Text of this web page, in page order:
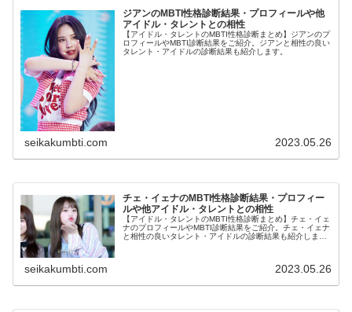
ジアンのMBTI性格診断結果・プロフィールや他
アイドル・タレントとの相性
【アイドル・タレントのMBTI性格診断まとめ】ジアンのプ
ロフィールやMBTI診断結果をご紹介。ジアンと相性の良い
タレント・アイドルの診断結果も紹介します。
seikakumbti.com 2023.05.26
チェ・イェナのMBTI性格診断結果・プロフィー
ルや他アイドル・タレントとの相性
【アイドル・タレントのMBTI性格診断まとめ】チェ・イェ
ナのプロフィールやMBTI診断結果をご紹介。チェ・イェナ
と相性の良いタレント・アイドルの診断結果も紹介しま
seikakumbti.com 2023.05.26